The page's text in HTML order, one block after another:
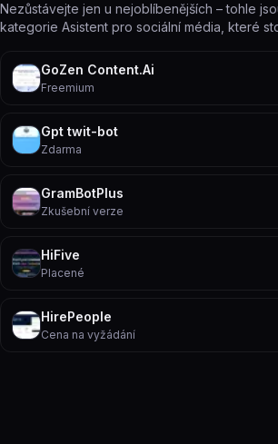
Nezůstávejte jen u nejoblíbenějších – tohle
kategorie Asistent pro sociální média, které
GoZen Content.Ai
Freemium
Gpt twit-bot
Zdarma
GramBotPlus
Zkušební verze
HiFive
Placené
HirePeople
Cena na vyžádání